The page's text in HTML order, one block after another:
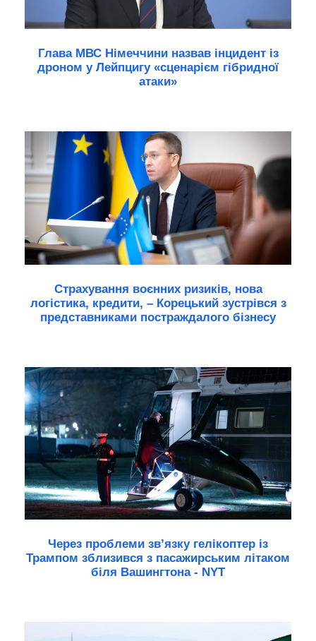
Глава МВС Німеччини назвав інцидент із
дроном у Лейпцигу «сценарієм гібридної
атаки»
Страхування воєнних ризиків, нова
логістика, кредити, – Корецький зустрівся з
представниками постраждалого бізнесу
Через проблеми зв’язку гелікоптер із
Трампом зблизився з пасажирським літаком
біля Вашингтона - NYT